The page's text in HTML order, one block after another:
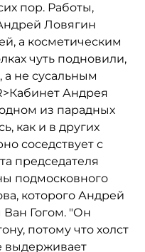
пор. Работы,
Ловягин
а косметическим
чуть подновили,
не сусальным
Андрея
из парадных
как и в других
соседствует с
председателя
подмосковного
которого Андрей
Гогом. "Он
потому что холст
выдерживает